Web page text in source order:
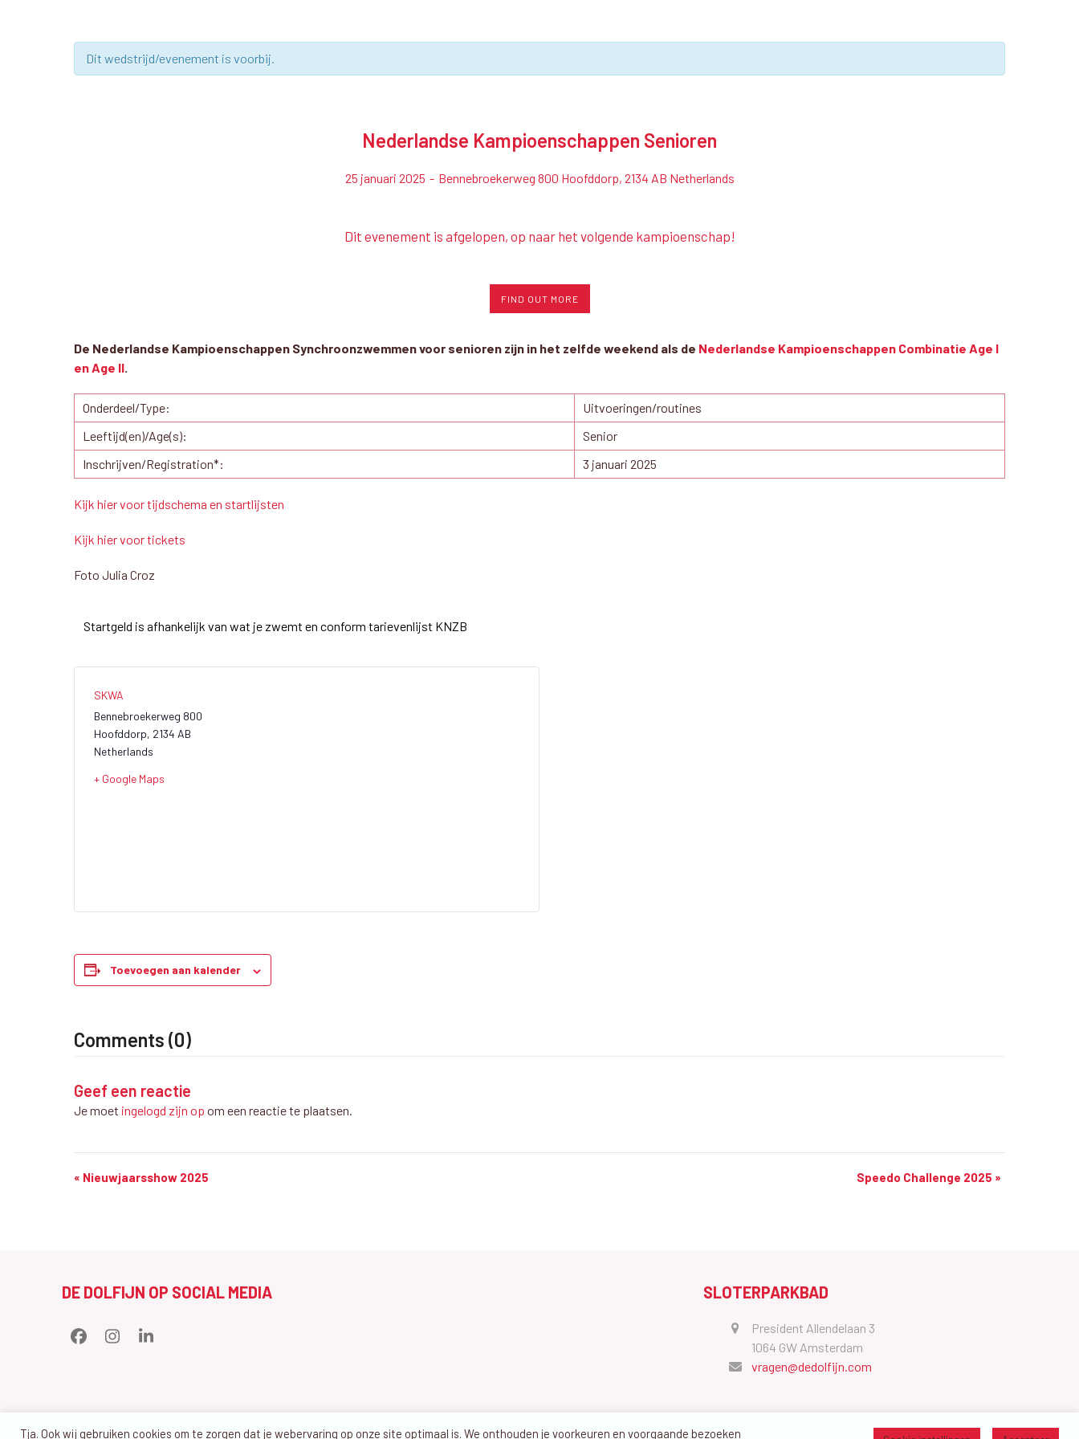
Dit wedstrijd/evenement is voorbij.
Nederlandse Kampioenschappen Senioren
25 januari 2025 - Bennebroekerweg 800 Hoofddorp, 2134 AB Netherlands
Dit evenement is afgelopen, op naar het volgende kampioenschap!
FIND OUT MORE
De Nederlandse Kampioenschappen Synchroonzwemmen voor senioren zijn in het zelfde weekend als de Nederlandse Kampioenschappen Combinatie Age I
en Age II.
Onderdeel/Type:
Uitvoeringen/routines
Leeftijd(en)/Age(s):
Senior
Inschrijven/Registration*:
3 januari 2025
Kijk hier voor tijdschema en startlijsten
Kijk hier voor tickets
Foto Julia Croz
Startgeld is afhankelijk van wat je zwemt en conform tarievenlijst KNZB
SKWA
Bennebroekerweg 800
Hoofddorp, 2134 AB
Netherlands
+ Google Maps
Toevoegen aan kalender
Comments (0)
Geef een reactie
Je moet ingelogd zijn op om een reactie te plaatsen.
W
r
i
j
« Nieuwjaarsshow 2025 Speedo Challenge 2025 »
DE DOLFIJN OP SOCIAL MEDIA
Facebook
InstagramLinkedIn
SLOTERPARKBAD
President Allendelaan 3
1064 GW Amsterdam
vragen@dedolfijn.com
Tja. Ook wij gebruiken cookies om te zorgen dat je webervaring op onze site optimaal is. We onthouden je voorkeuren en voorgaande bezoeken